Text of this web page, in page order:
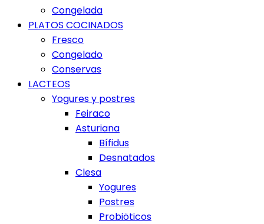
Congelada
PLATOS COCINADOS
Fresco
Congelado
Conservas
LACTEOS
Yogures y postres
Feiraco
Asturiana
Bífidus
Desnatados
Clesa
Yogures
Postres
Probiöticos